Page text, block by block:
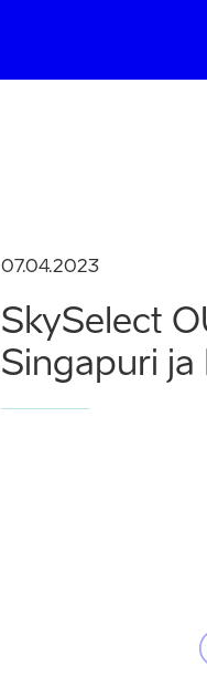
07.04.2023
SkySelect
Singapuri